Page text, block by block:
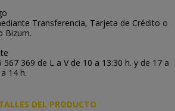
Transferencia, Tarjeta de Crédito o
Bizum.
567 369 de L a V de 10 a 13:30 h. y de 17 a
14 h.
DEL PRODUCTO